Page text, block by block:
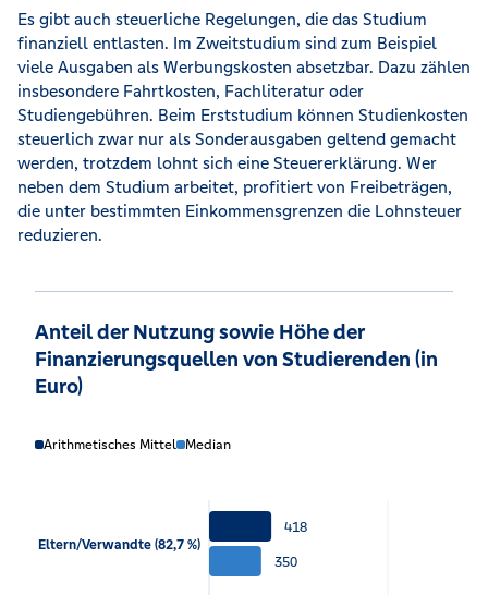
Es gibt auch steuerliche Regelungen, die das Studium
finanziell entlasten. Im Zweitstudium sind zum Beispiel
viele Ausgaben als Werbungskosten absetzbar. Dazu zählen
insbesondere Fahrtkosten, Fachliteratur oder
Studiengebühren. Beim Erststudium können Studienkosten
steuerlich zwar nur als Sonderausgaben geltend gemacht
werden, trotzdem lohnt sich eine Steuererklärung. Wer
neben dem Studium arbeitet, profitiert von Freibeträgen,
die unter bestimmten Einkommensgrenzen die Lohnsteuer
reduzieren.
Anteil der Nutzung sowie Höhe der
Finanzierungsquellen von Studierenden (in
Euro)
Eltern/Verwandte (82,7 %)
418
350
Arithmetisches Mittel Median